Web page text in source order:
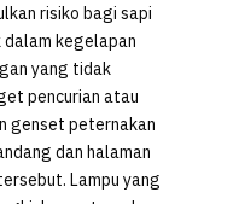
risiko bagi sapi
kegelapan
yang tidak
pencurian atau
genset peternakan
dan halaman
Lampu yang